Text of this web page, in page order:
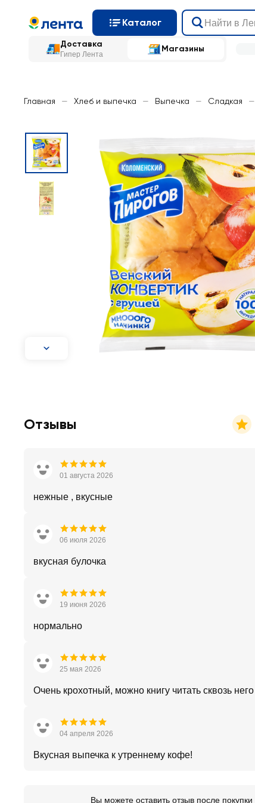
Каталог
Доставка
Гипер Лента
Магазины
Главная — Хлеб и выпечка — Выпечка — Сладкая —
Отзывы
01 августа 2026
нежные , вкусные
06 июля 2026
вкусная булочка
19 июня 2026
нормально
25 мая 2026
Очень крохотный, можно книгу читать сквозь него
04 апреля 2026
Вкусная выпечка к утреннему кофе!
Вы можете оставить отзыв после покупки